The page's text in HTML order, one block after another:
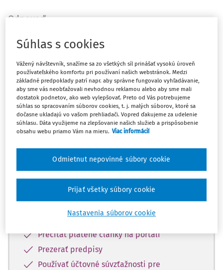
Odpoveď
Zatiaľ ste si prečítali len začiatok...
Celý dokument je len pre predplatiteľov.
Zaregistrujte sa a získajte
10 dní.
Vďaka registrácii si môžete
Prečítať platené články na portáli
Prezerať predpisy
Používať účtovné súvzťažnosti pre
Súhlas s cookies
Vážený návštevník, snažíme sa zo všetkých síl prinášať vysokú úroveň
používateľského komfortu pri používaní našich webstránok. Medzi
základné predpoklady patrí napr. aby správne fungovalo vyhľadávanie,
aby sme vás neobťažovali nevhodnou reklamou alebo aby sme mali
dostatok podnetov, ako web vylepšovať. Preto od Vás potrebujeme
súhlas so spracovaním súborov cookies, t. j. malých súborov, ktoré sa
dočasne ukladajú vo vašom prehliadači. Vopred ďakujeme za udelenie
súhlasu. Dáta využijeme na zlepšovanie našich služieb a prispôsobenie
obsahu webu priamo Vám na mieru. Viac informácií
Nastavenia súborov cookie
Odmietnut nepovinné súbory cookie
Prijať všetky súbory cookie